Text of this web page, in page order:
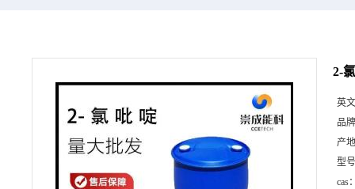
2-
英
品
产
型
cas